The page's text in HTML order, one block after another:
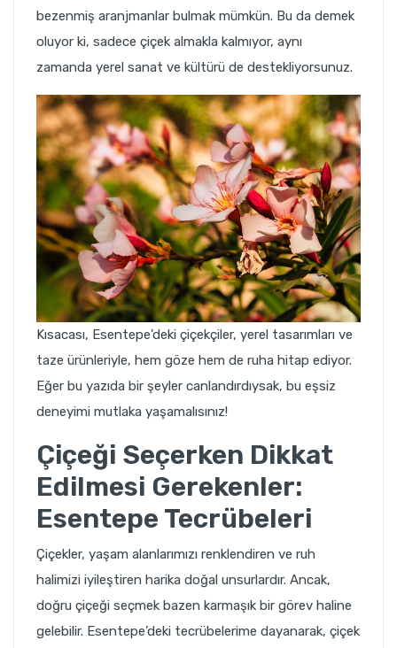
bezenmiş aranjmanlar bulmak mümkün. Bu da demek
oluyor ki, sadece çiçek almakla kalmıyor, aynı
zamanda yerel sanat ve kültürü de destekliyorsunuz.
Kısacası, Esentepe'deki çiçekçiler, yerel tasarımları ve
taze ürünleriyle, hem göze hem de ruha hitap ediyor.
Eğer bu yazıda bir şeyler canlandırdıysak, bu eşsiz
deneyimi mutlaka yaşamalısınız!
Çiçeği Seçerken Dikkat
Edilmesi Gerekenler:
Esentepe Tecrübeleri
Çiçekler, yaşam alanlarımızı renklendiren ve ruh
halimizi iyileştiren harika doğal unsurlardır. Ancak,
doğru çiçeği seçmek bazen karmaşık bir görev haline
gelebilir. Esentepe’deki tecrübelerime dayanarak, çiçek